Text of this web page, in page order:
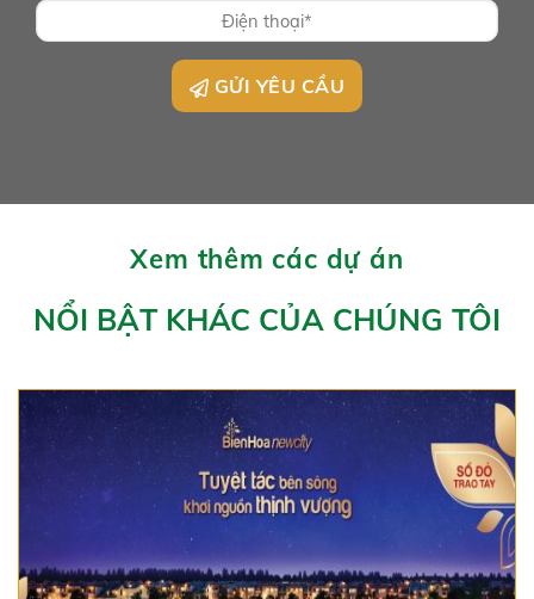
GỬI YÊU CẦU
Xem thêm các dự án
NỔI BẬT KHÁC CỦA CHÚNG TÔI